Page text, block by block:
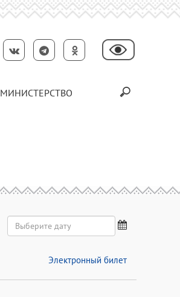
МИНИСТЕРСТВО
Электронный билет